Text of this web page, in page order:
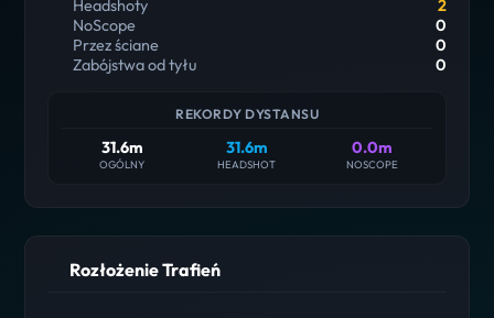
Headshoty
2
NoScope
0
Przez ściane
0
Zabójstwa od tyłu
0
REKORDY DYSTANSU
31.6m
OGÓLNY
31.6m
HEADSHOT
0.0m
NOSCOPE
Rozłożenie Trafień